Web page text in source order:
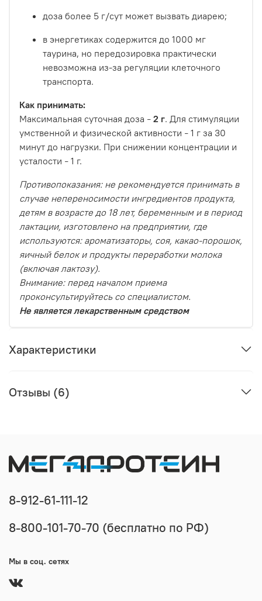
доза более 5 г/сут может вызвать диарею;
в энергетиках содержится до 1000 мг
таурина, но передозировка практически
невозможна из-за регуляции клеточного
транспорта.
Как принимать:
Максимальная суточная доза – 2 г. Для стимуляции
умственной и физической активности – 1 г за 30
минут до нагрузки. При снижении концентрации и
усталости – 1 г.
Противопоказания: не рекомендуется принимать в
случае непереносимости ингредиентов продукта,
детям в возрасте до 18 лет, беременным и в период
лактации, изготовлено на предприятии, где
используются: ароматизаторы, соя, какао-порошок,
яичный белок и продукты переработки молока
(включая лактозу).
Внимание: перед началом приема
проконсультируйтесь со специалистом.
Не является лекарственным средством
Характеристики
Отзывы (6)
8-912-61-111-12
8-800-101-70-70 (бесплатно по РФ)
Мы в соц. сетях